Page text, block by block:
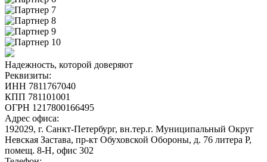
Надежность, которой доверяют
Реквизиты:
ИНН 7811767040
КПП 781101001
ОГРН 1217800166495
Адрес офиса:
192029, г. Санкт-Петербург, вн.тер.г. Муниципальный Округ
Невская Застава, пр-кт Обуховской Обороны, д. 76 литера Р,
помещ. 8-Н, офис 302